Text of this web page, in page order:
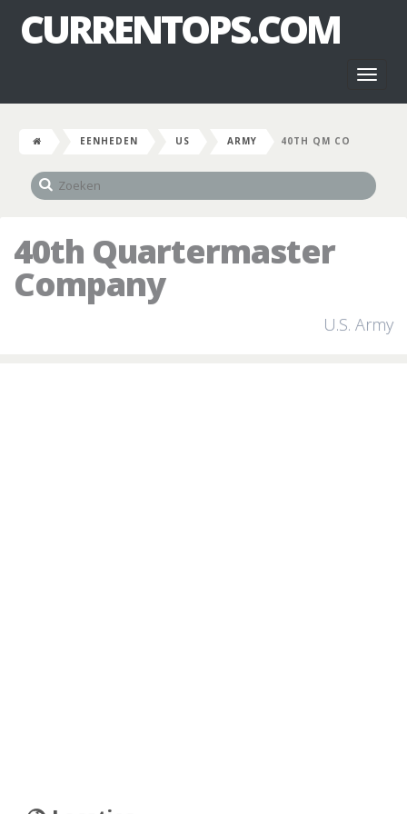
CURRENTOPS.COM
EENHEDEN US ARMY 40TH QM CO
40th Quartermaster
Company
U.S. Army